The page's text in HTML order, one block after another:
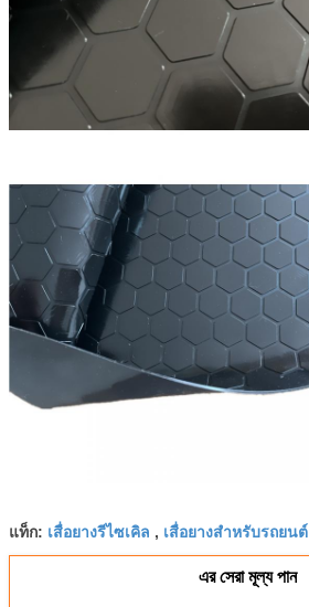
แท็ก: เสื่อยางรีไซเคิล , เสื่อยางสำหรับรถยนต์
এর সেরা মূল্য পান